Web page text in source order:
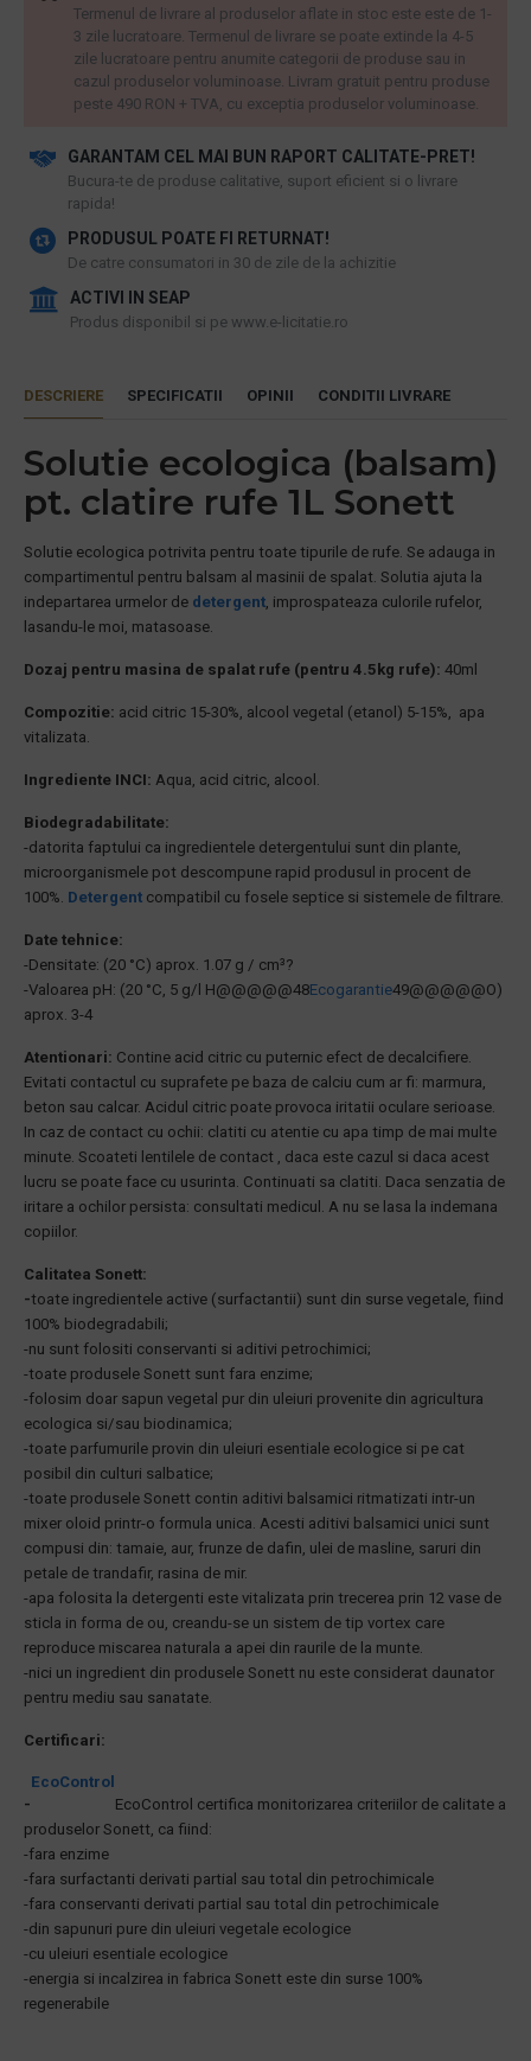
GARANTAM CEL MAI BUN RAPORT CALITATE-PRET!
​Bucura-te de produse calitative, suport eficient si o livrare
rapida!
PRODUSUL POATE FI RETURNAT!
De catre consumatori in 30 de zile de la achizitie
ACTIVI IN SEAP
Produs disponibil si pe www.e-licitatie.ro
Termenul de livrare al produselor aflate in stoc este este de 1-
3 zile lucratoare. Termenul de livrare se poate extinde la 4-5
zile lucratoare pentru anumite categorii de produse sau in
cazul produselor voluminoase. Livram gratuit pentru produse
peste 490 RON + TVA, cu exceptia produselor voluminoase.
DESCRIERE SPECIFICATII OPINII CONDITII LIVRARE
Solutie ecologica (balsam)
pt. clatire rufe 1L Sonett
Solutie ecologica potrivita pentru toate tipurile de rufe. Se adauga in
compartimentul pentru balsam al masinii de spalat. Solutia ajuta la
indepartarea urmelor de detergent, improspateaza culorile rufelor,
lasandu-le moi, matasoase.
Dozaj pentru masina de spalat rufe (pentru 4.5kg rufe): 40ml
Compozitie: acid citric 15-30%, alcool vegetal (etanol) 5-15%, apa
vitalizata.
Ingrediente INCI: Aqua, acid citric, alcool.
Biodegradabilitate:
-datorita faptului ca ingredientele detergentului sunt din plante,
microorganismele pot descompune rapid produsul in procent de
100%. Detergent compatibil cu fosele septice si sistemele de filtrare.
Date tehnice:
-Densitate: (20 °C) aprox. 1.07 g / cm³?
-Valoarea pH: (20 °C, 5 g/l H@@@@@48Ecogarantie49@@@@@O)
aprox. 3-4
Atentionari: Contine acid citric cu puternic efect de decalcifiere.
Evitati contactul cu suprafete pe baza de calciu cum ar fi: marmura,
beton sau calcar. Acidul citric poate provoca iritatii oculare serioase.
In caz de contact cu ochii: clatiti cu atentie cu apa timp de mai multe
minute. Scoateti lentilele de contact , daca este cazul si daca acest
lucru se poate face cu usurinta. Continuati sa clatiti. Daca senzatia de
iritare a ochilor persista: consultati medicul. A nu se lasa la indemana
copiilor.
Calitatea Sonett:
-toate ingredientele active (surfactantii) sunt din surse vegetale, fiind
100% biodegradabili;
-nu sunt folositi conservanti si aditivi petrochimici;
-toate produsele Sonett sunt fara enzime;
-folosim doar sapun vegetal pur din uleiuri provenite din agricultura
ecologica si/sau biodinamica;
-toate parfumurile provin din uleiuri esentiale ecologice si pe cat
posibil din culturi salbatice;
-toate produsele Sonett contin aditivi balsamici ritmatizati intr-un
mixer oloid printr-o formula unica. Acesti aditivi balsamici unici sunt
compusi din: tamaie, aur, frunze de dafin, ulei de masline, saruri din
petale de trandafir, rasina de mir.
-apa folosita la detergenti este vitalizata prin trecerea prin 12 vase de
sticla in forma de ou, creandu-se un sistem de tip vortex care
reproduce miscarea naturala a apei din raurile de la munte.
-nici un ingredient din produsele Sonett nu este considerat daunator
pentru mediu sau sanatate.
Certificari:
-
EcoControl
EcoControl certifica monitorizarea criteriilor de calitate a
produselor Sonett, ca fiind:
-fara enzime
-fara surfactanti derivati partial sau total din petrochimicale
-fara conservanti derivati partial sau total din petrochimicale
-din sapunuri pure din uleiuri vegetale ecologice
-cu uleiuri esentiale ecologice
-energia si incalzirea in fabrica Sonett este din surse 100%
regenerabile